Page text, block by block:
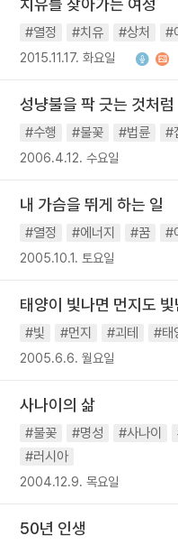
치유를 찾아가는 여정
#열정 #치유 #상처 #
2015.11.17. 화요일
성냥불을 팍 긋는 것처럼
#수행 #불꽃 #법륜 #
2006.4.12. 수요일
내 가슴을 뛰게 하는 일
#열정 #에너지 #꿈 #
2005.10.1. 토요일
태양이 빛나면 먼지도
#빛 #먼지 #괴테 #태
2005.6.6. 월요일
사나이의 삶
#불꽃 #명성 #사나이
#러시아
2004.12.9. 목요일
50년 인생